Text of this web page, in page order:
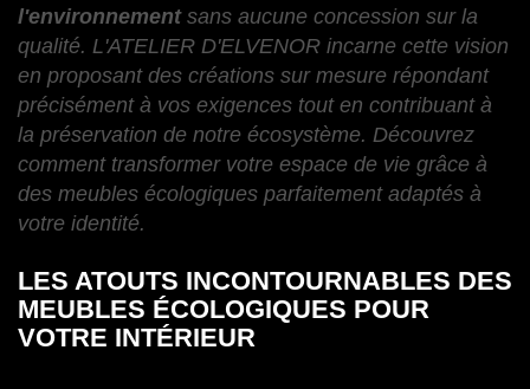
l'environnementsans aucune concession sur la
qualité. L'ATELIER D'ELVENOR incarne cette vision
en proposant des créations sur mesure répondant
précisément à vos exigences tout en contribuant à
la préservation de notre écosystème. Découvrez
comment transformer votre espace de vie grâce à
des meubles écologiques parfaitement adaptés à
votre identité.
LES ATOUTS INCONTOURNABLES DES
MEUBLES ÉCOLOGIQUES POUR
VOTRE INTÉRIEUR